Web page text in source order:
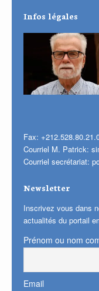
Infos légales
Fax:
Courriel M. Patrick:
Courriel secrétariat:
Newsletter
Inscrivez vous dans
actualités du portail
Prénom ou nom
Email